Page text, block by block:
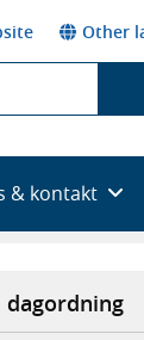
Other
& kontakt